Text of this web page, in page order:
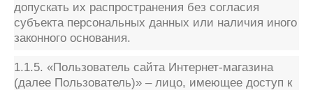
допускать их распространения без согласия
субъекта персональных данных или наличия иного
законного основания.
1.1.5. «Пользователь сайта Интернет-магазина
(далее Пользователь)» – лицо, имеющее доступ к